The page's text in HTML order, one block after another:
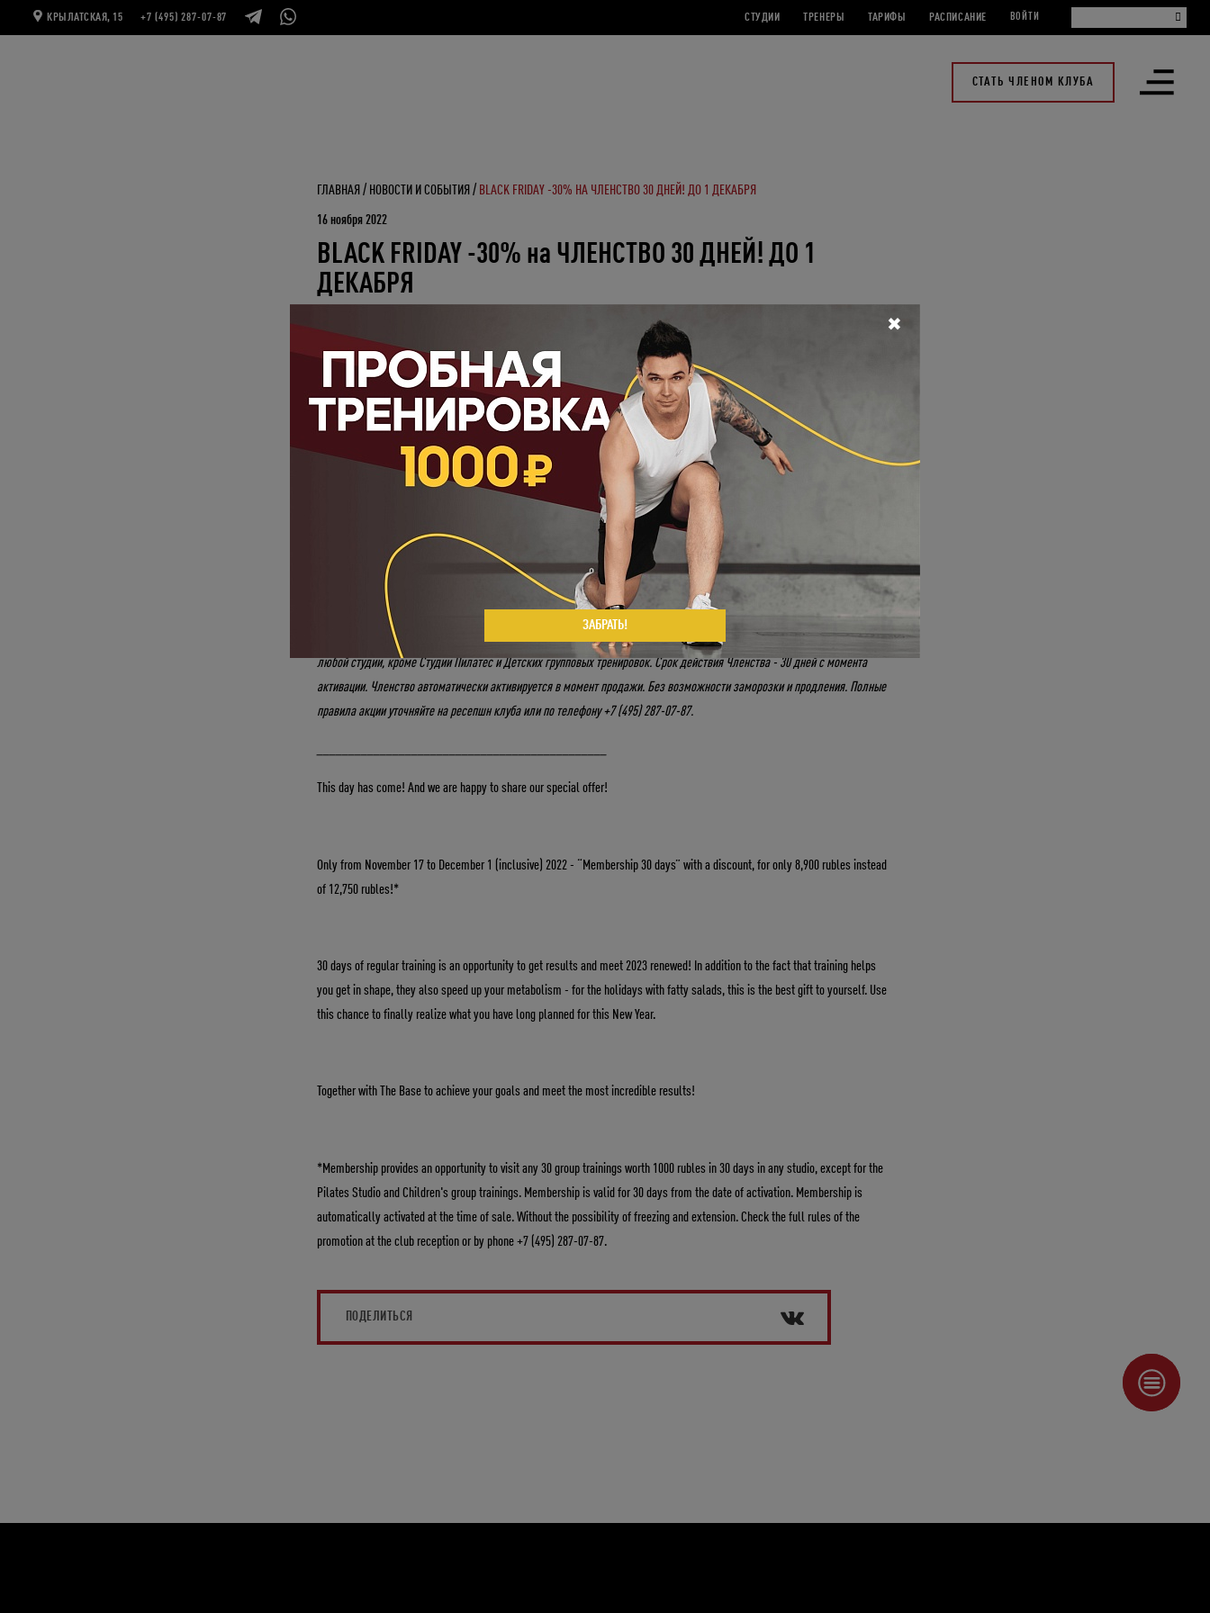
КРЫЛАТСКАЯ, 15 +7 (495) 287-07-87 СТУДИИ ТРЕНЕРЫ ТАРИФЫ РАСПИСАНИЕ ВОЙТИ
СТАТЬ ЧЛЕНОМ КЛУБА
Открыть
меню
Укажите ваш возраст
ГЛАВНАЯ НОВОСТИ И СОБЫТИЯ BLACK FRIDAY -30% НА ЧЛЕНСТВО 30 ДНЕЙ! ДО 1 ДЕКАБРЯ
16 ноября 2022
BLACK FRIDAY -30% на ЧЛЕНСТВО 30 ДНЕЙ! ДО 1
ДЕКАБРЯ
Этот день настал! И мы рады поделиться нашим специальным предложением!
Только с 17 ноября по 1 декабря(включительно) 2022 года - “Членство 30 дней”со скидкой,всего за 8 900
рублей
вместо12 750 рублей!*
30 дней регулярных тренировок– это возможность получить результати встретить 2023 год обновленным! Кроме
прийти в форму, они также разгоняют метаболизм – к праздникам с жирными
. Используйте этот шанс, чтобы наконец реализовать давно задуманное
к этому Новому году.
Вместе с The Base к достижению поставленных целей и навстречу самым невероятным результатам!
*Членство предоставляет возможность посетить 30 любых групповых тренировок стоимостью 1000 рублей за 30 дней в
любой студии, кроме Студии Пилатес и Детских групповых тренировок. Срок действия Членства - 30 дней с момента
активации. Членство автоматически активируется в момент продажи. Без возможности заморозки и продления. Полные
правила акции уточняйте на ресепшн клуба или по телефону +7 (495) 287-07-87.
This day has come! And we are happy to share our special offer!
Only from November 17 to December 1 (inclusive) 2022 - “Membership 30 days” with a discount, for only 8,900 rubles instead
of 12,750 rubles!*
30 days of regular training is an opportunity to get results and meet 2023 renewed! In addition to the fact that training helps
you get in shape, they also speed up your metabolism - for the holidays with fatty salads, this is the best gift to yourself. Use
this chance to finally realize what you have long planned for this New Year.
Together with The Base to achieve your goals and meet the most incredible results!
*Membership provides an opportunity to visit any 30 group trainings worth 1000 rubles in 30 days in any studio, except for the
Pilates Studio and Children's group trainings. Membership is valid for 30 days from the date of activation. Membership is
automatically activated at the time of sale. Without the possibility of freezing and extension. Check the full rules of the
promotion at the club reception or by phone +7 (495) 287-07-87.
ПОДЕЛИТЬСЯ
✖
ЗАБРАТЬ!